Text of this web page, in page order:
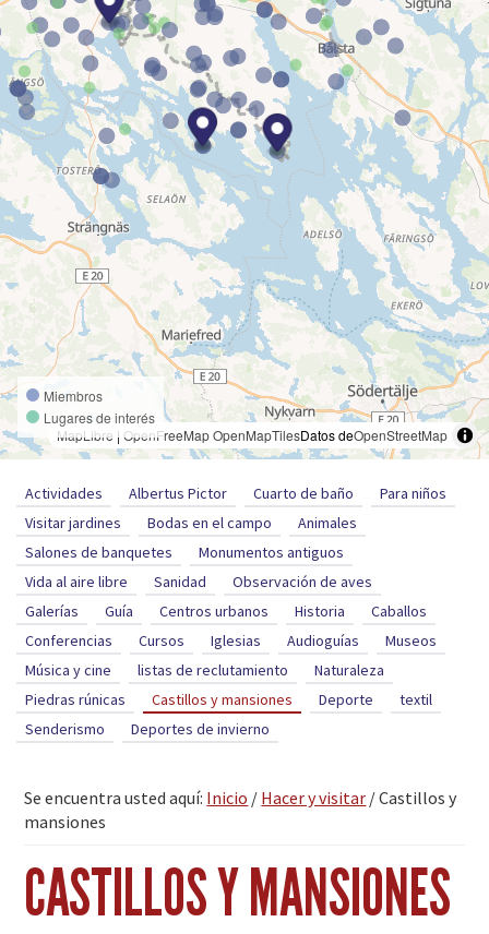
Miembros
Lugares de interés
MapLibre | OpenFreeMapOpenMapTilesDatos deOpenStreetMap
Actividades Albertus Pictor Cuarto de baño
Para niños
Visitar jardines
Bodas en el campo
Animales
Salones de banquetes
Monumentos antiguos
Vida al aire libre
Sanidad
Observación de aves
Galerías
Guía Centros urbanos Historia
Caballos
Conferencias
Cursos Iglesias Audioguías
Museos
Música y cine
listas de reclutamiento
Naturaleza
Piedras rúnicas
Castillos y mansiones Deporte
textil
Senderismo
Deportes de invierno
Se encuentra usted aquí: Inicio / Hacer y visitar /Castillos y
mansiones
CASTILLOS Y MANSIONES